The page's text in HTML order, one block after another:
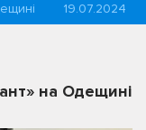
19.07.2024
на Одещині